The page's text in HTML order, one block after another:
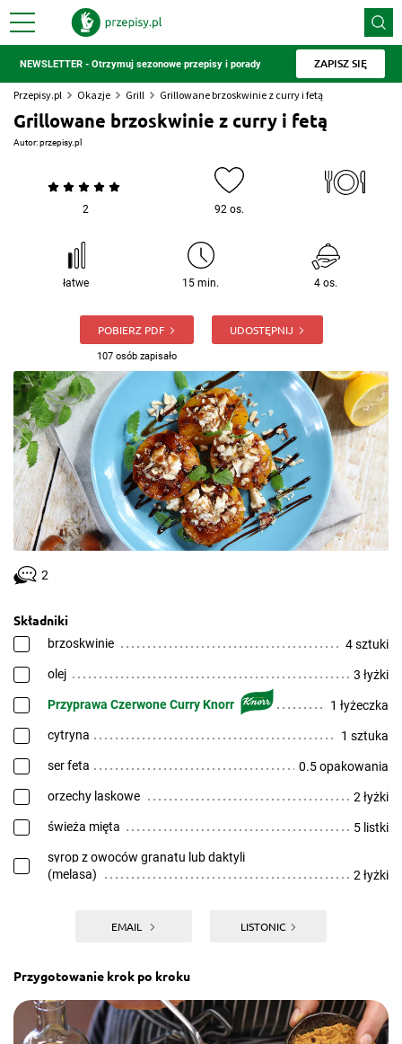
NEWSLETTER - Otrzymuj sezonowe przepisy i porady ZAPISZ SIĘ
Przepisy.pl Okazje Grill Grillowane brzoskwinie z curry i fetą
Grillowane brzoskwinie z curry i fetą
Autor:przepisy.pl
2 92 os.
łatwe 15 min. 4 os.
POBIERZ PDF
107 osób zapisało
UDOSTĘPNIJ
2
Składniki
brzoskwinie 4 sztuki
olej 3 łyżki
Przyprawa Czerwone Curry Knorr 1 łyżeczka
cytryna 1 sztuka
ser feta 0.5 opakowania
orzechy laskowe 2 łyżki
świeża mięta 5 listki
syrop z owoców granatu lub daktyli
(melasa)
2 łyżki
EMAIL LISTONIC
Przygotowanie krok po kroku